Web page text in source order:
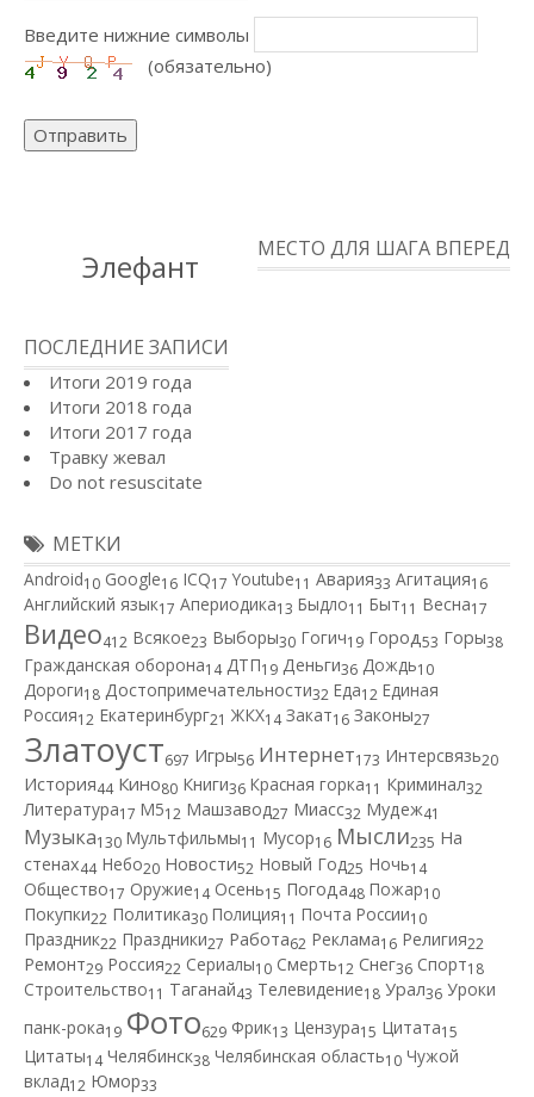
Введите нижние символы
(обязательно)
Отправить
Элефант МЕСТО ДЛЯ ШАГА ВПЕРЕД
ПОСЛЕДНИЕ ЗАПИСИ
Итоги 2019 года
Итоги 2018 года
Итоги 2017 года
Травку жевал
Do not resuscitate
МЕТКИ
Android10 Google16 ICQ17 Youtube11 Авария33 Агитация16
Английский язык17 Апериодика13 Быдло11 Быт11 Весна17
Видео412 Всякое23 Выборы30 Гогич19 Город53 Горы38
Гражданская оборона14 ДТП19 Деньги36 Дождь10
Дороги18 Достопримечательности32 Еда12 Единая
Россия12 Екатеринбург21 ЖКХ14 Закат16 Законы27
Златоуст697 Игры56 Интернет173 Интерсвязь20
История44 Кино80 Книги36 Красная горка11 Криминал32
Литература17 М512 Машзавод27 Миасс32 Мудеж41
Музыка130 Мультфильмы11 Мусор16 Мысли235 На
стенах44 Небо20 Новости52 Новый Год25 Ночь14
Общество17 Оружие14 Осень15 Погода48 Пожар10
Покупки22 Политика30 Полиция11 Почта России10
Праздник22 Праздники27 Работа62 Реклама16 Религия22
Ремонт29 Россия22 Сериалы10 Смерть12 Снег36 Спорт18
Строительство11 Таганай43 Телевидение18 Урал36 Уроки
панк-рока19 Фото629 Фрик13 Цензура15 Цитата15
Цитаты14 Челябинск38 Челябинская область10 Чужой
вклад12 Юмор33